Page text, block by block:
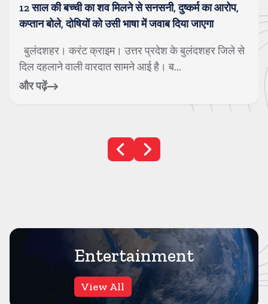
आरोप,
जिले से
हापुड की चेयरपर्सन और पति भाजपा में शामिल,
पति पर कई गंभीर आरोप भी लगे
हापुड। करंट क्राइम। बहुजन समाज पार्टी से
के बाद नगर पालिका परिषद हापुड़ की चेयर...
Entertainment
View All